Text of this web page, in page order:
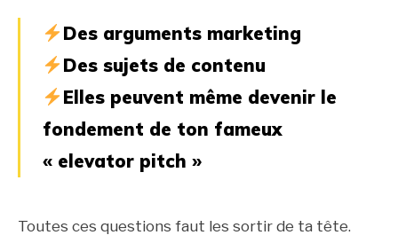
Des arguments marketing
Des sujets de contenu
Elles peuvent même devenir le
fondement de ton fameux
« elevator pitch »
Toutes ces questions faut les sortir de ta tête.